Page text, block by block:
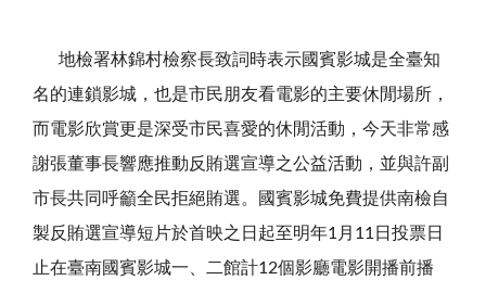
地檢署林錦村檢察長致詞時表示國賓影城是全臺知
名的連鎖影城，也是市民朋友看電影的主要休閒場所，
而電影欣賞更是深受市民喜愛的休閒活動，今天非常感
謝張董事長響應推動反賄選宣導之公益活動，並與許副
市長共同呼籲全民拒絕賄選。國賓影城免費提供南檢自
製反賄選宣導短片於首映之日起至明年1 月 11 日投票日
止在臺南國賓影城一、二館計12個影廳電影開播前播